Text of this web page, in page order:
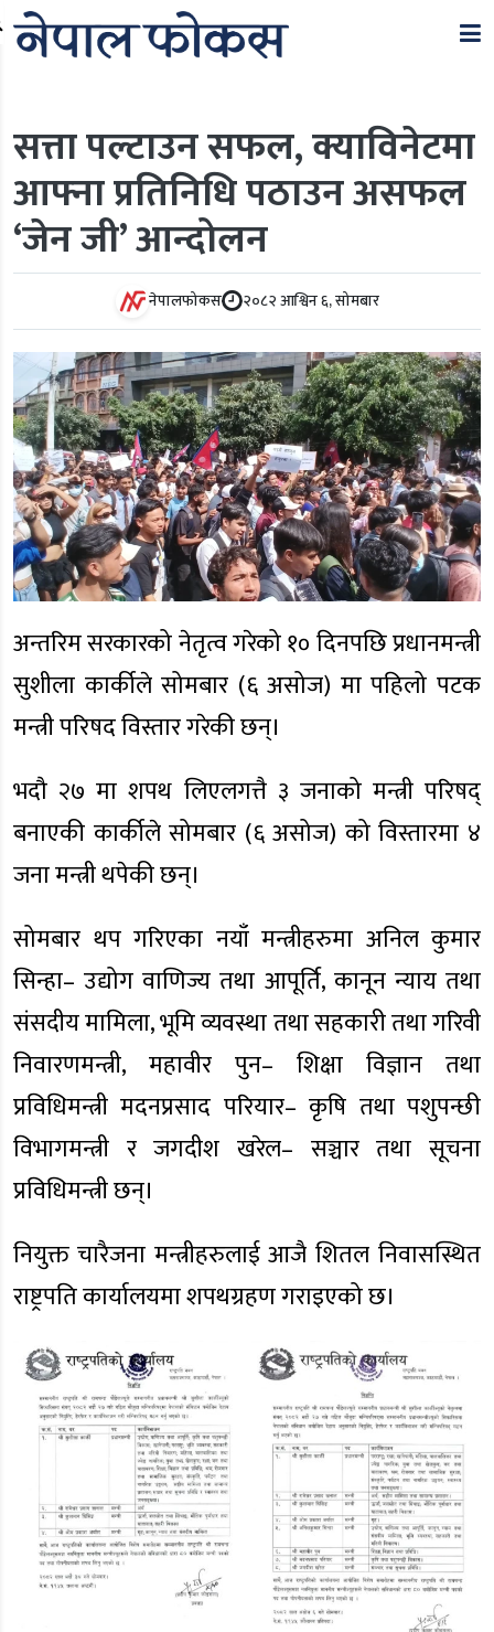
सत्ता पल्टाउन सफल, क्याविनेटमा
आफ्ना प्रतिनिधि पठाउन असफल
‘जेन जी’ आन्दोलन
नेपालफोकस २०८२ आश्विन ६, सोमबार
अन्तरिम सरकारको नेतृत्व गरेको १० दिनपछि प्रधानमन्त्री
सुशीला कार्कीले सोमबार (६ असोज) मा पहिलो पटक
मन्त्री परिषद विस्तार गरेकी छन्।
भदौ २७ मा शपथ लिएलगत्तै ३ जनाको मन्त्री परिषद्
बनाएकी कार्कीले सोमबार (६ असोज) को विस्तारमा ४
जना मन्त्री थपेकी छन्।
सोमबार थप गरिएका नयाँ मन्त्रीहरुमा अनिल कुमार
सिन्हा– उद्योग वाणिज्य तथा आपूर्ति, कानून न्याय तथा
संसदीय मामिला, भूमि व्यवस्था तथा सहकारी तथा गरिवी
निवारणमन्त्री, महावीर पुन– शिक्षा विज्ञान तथा
प्रविधिमन्त्री मदनप्रसाद परियार– कृषि तथा पशुपन्छी
विभागमन्त्री र जगदीश खरेल– सञ्चार तथा सूचना
प्रविधिमन्त्री छन्।
नियुक्त चारैजना मन्त्रीहरुलाई आजै शितल निवासस्थित
राष्ट्रपति कार्यालयमा शपथग्रहण गराइएको छ।